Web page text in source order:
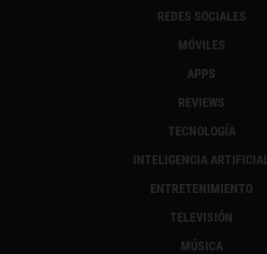
REDES SOCIALES
MÓVILES
APPS
REVIEWS
TECNOLOGÍA
INTELIGENCIA ARTIFICIAL
ENTRETENIMIENTO
TELEVISIÓN
MÚSICA